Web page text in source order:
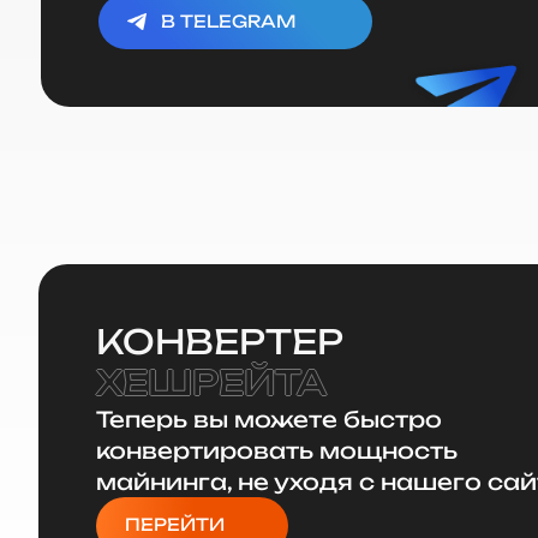
В TELEGRAM
КОНВЕРТЕР
ХЕШРЕЙТА
Теперь вы можете быстро
конвертировать мощность
майнинга, не уходя с нашего
ПЕРЕЙТИ